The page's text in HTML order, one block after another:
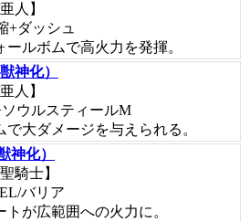
人】
+ダッシュ
ールボムで高火力を発揮。
神化）
人】
ウルスティールM
で大ダメージを与えられる。
神化）
騎士】
バリア
トが広範囲への火力に。